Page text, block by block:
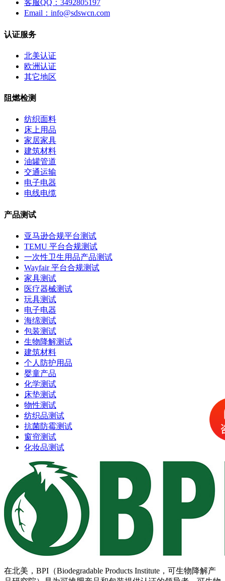
客服QQ：3492805197
Email：info@sdswcn.com
认证服务
北美认证
欧洲认证
其它地区
阻燃检测
纺织面料
床上用品
家居家具
建筑材料
油罐管道
交通运输
电子电器
电线电缆
产品测试
亚马逊合规平台测试
TEMU 平台合规测试
一次性卫生用品产品测试
Wayfair 平台合规测试
家具测试
医疗器械测试
玩具测试
电子电器
海绵测试
包装测试
生物降解测试
建筑材料
个人防护用品
婴童产品
化学测试
床垫测试
物性测试
纺织品测试
抗菌防霉测试
窗帘测试
化妆品测试
在北美，BPI（Biodegradable Products Institute，可生物降解产